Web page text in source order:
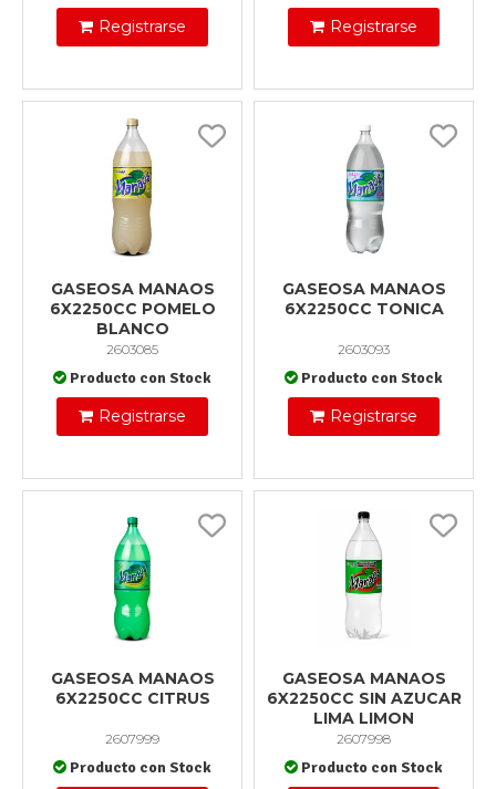
Registrarse Registrarse
GASEOSA MANAOS
6X2250CC POMELO
BLANCO
2603085
Producto con Stock
Registrarse
GASEOSA MANAOS
6X2250CC TONICA
2603093
Producto con Stock
Registrarse
GASEOSA MANAOS
6X2250CC CITRUS
2607999
Producto con Stock
GASEOSA MANAOS
6X2250CC SIN AZUCAR
LIMA LIMON
2607998
Producto con Stock